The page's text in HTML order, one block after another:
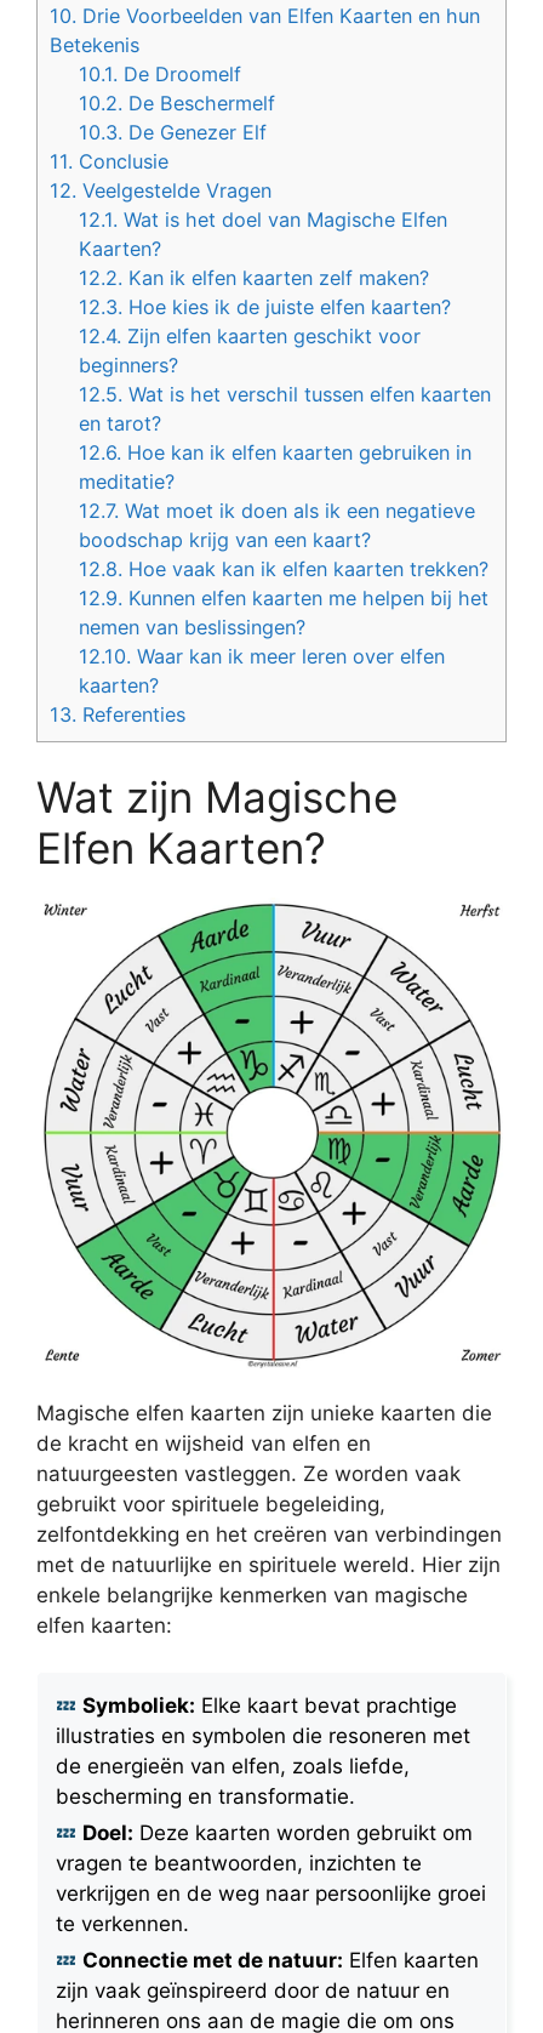
10. Drie Voorbeelden van Elfen Kaarten en hun
Betekenis
10.1. De Droomelf
10.2. De Beschermelf
10.3. De Genezer Elf
11. Conclusie
12. Veelgestelde Vragen
12.1. Wat is het doel van Magische Elfen
Kaarten?
12.2. Kan ik elfen kaarten zelf maken?
12.3. Hoe kies ik de juiste elfen kaarten?
12.4. Zijn elfen kaarten geschikt voor
beginners?
12.5. Wat is het verschil tussen elfen kaarten
en tarot?
12.6. Hoe kan ik elfen kaarten gebruiken in
meditatie?
12.7. Wat moet ik doen als ik een negatieve
boodschap krijg van een kaart?
12.8. Hoe vaak kan ik elfen kaarten trekken?
12.9. Kunnen elfen kaarten me helpen bij het
nemen van beslissingen?
12.10. Waar kan ik meer leren over elfen
kaarten?
13. Referenties
Wat zijn Magische
Elfen Kaarten?
Magische elfen kaarten zijn unieke kaarten die
de kracht en wijsheid van elfen en
natuurgeesten vastleggen. Ze worden vaak
gebruikt voor spirituele begeleiding,
zelfontdekking en het creëren van verbindingen
met de natuurlijke en spirituele wereld. Hier zijn
enkele belangrijke kenmerken van magische
elfen kaarten:
Symboliek: Elke kaart bevat prachtige
illustraties en symbolen die resoneren met
de energieën van elfen, zoals liefde,
bescherming en transformatie.
Doel: Deze kaarten worden gebruikt om
vragen te beantwoorden, inzichten te
verkrijgen en de weg naar persoonlijke groei
te verkennen.
Connectie met de natuur: Elfen kaarten
zijn vaak geïnspireerd door de natuur en
herinneren ons aan de magie die om ons